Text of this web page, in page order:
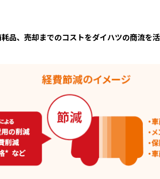
品、売却までのコストをダイハツの商流を